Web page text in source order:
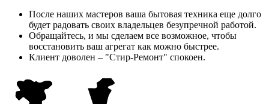
После наших мастеров ваша бытовая техника еще долго
будет радовать своих владельцев безупречной работой.
Обращайтесь, и мы сделаем все возможное, чтобы
восстановить ваш агрегат как можно быстрее.
Клиент доволен – "Стир-Ремонт" спокоен.